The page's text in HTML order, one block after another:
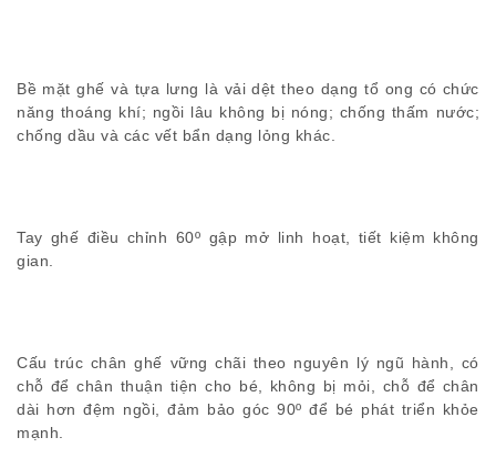
Bề mặt ghế và tựa lưng là vải dệt theo dạng tổ ong có chức
năng thoáng khí; ngồi lâu không bị nóng; chống thấm nước;
chống dầu và các vết bẩn dạng lỏng khác.
Tay ghế điều chỉnh 60º gập mở linh hoạt, tiết kiệm không
gian.
Cấu trúc chân ghế vững chãi theo nguyên lý ngũ hành, có
chỗ để chân thuận tiện cho bé, không bị mỏi, chỗ để chân
dài hơn đệm ngồi, đảm bảo góc 90º để bé phát triển khỏe
mạnh.